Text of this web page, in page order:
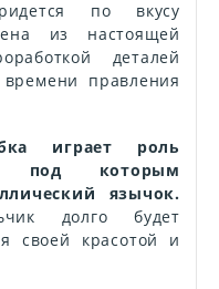
по вкусу
из настоящей
деталей
правления
играет роль
под которым
язычок.
долго будет
своей красотой и